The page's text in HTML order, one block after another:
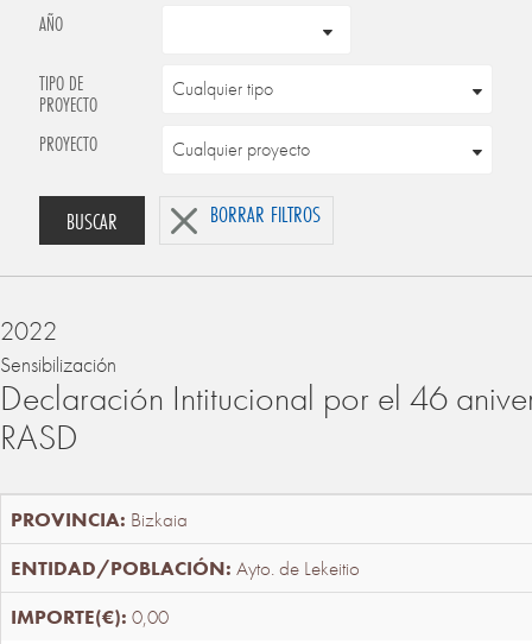
AÑO
TIPO DE
PROYECTO
PROYECTO
BUSCAR BORRAR FILTROS
2022
Sensibilización
Declaración Intitucional por el 46
RASD
Bizkaia
Ayto. de Lekeitio
0,00